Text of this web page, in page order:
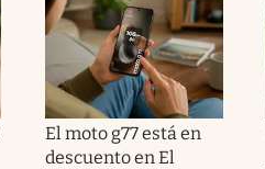
El moto g77 está en
descuento en El